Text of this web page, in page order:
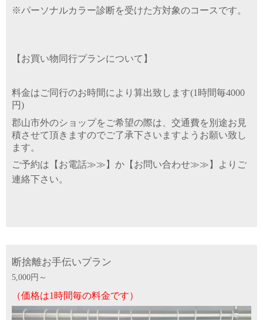
※パーソナルカラー診断を受けた方対象のコースです。
【お買い物同行プランについて】
料金はご同行のお時間により算出致します(1時間毎4000
円)
郡山市外のショップをご希望の際は、交通費を別途お見
積させて頂きますのでご了承下さいますようお願い致し
ます。
ご予約は【 お電話≫≫ 】か【 お問い合わせ≫≫ 】よりご
連絡下さい。
断捨離お手伝いプラン
5,000円～
（価格は1時間毎の料金です）